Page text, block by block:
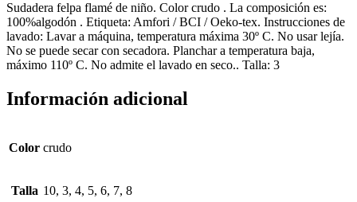
Sudadera felpa flamé de niño. Color crudo . La composición es:
100%algodón . Etiqueta: Amfori / BCI / Oeko-tex. Instrucciones de
lavado: Lavar a máquina, temperatura máxima 30º C. No usar lejía.
No se puede secar con secadora. Planchar a temperatura baja,
máximo 110º C. No admite el lavado en seco.. Talla: 3
Información adicional
Color crudo
Talla 10, 3, 4, 5, 6, 7, 8